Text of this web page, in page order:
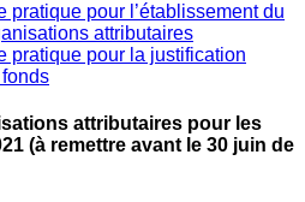
pratique pour l’établissement du
attributaires
pratique pour la justification
attributaires pour les
(à remettre avant le 30 juin de